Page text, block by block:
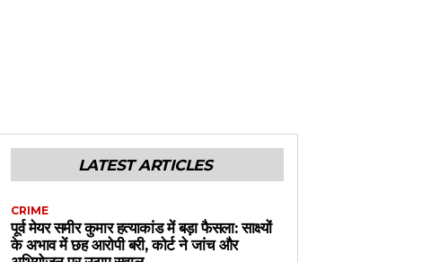
LATEST ARTICLES
CRIME
पूर्व मेयर समीर कुमार हत्याकांड में बड़ा फैसला: साक्ष्यों
के अभाव में छह आरोपी बरी, कोर्ट ने जांच और